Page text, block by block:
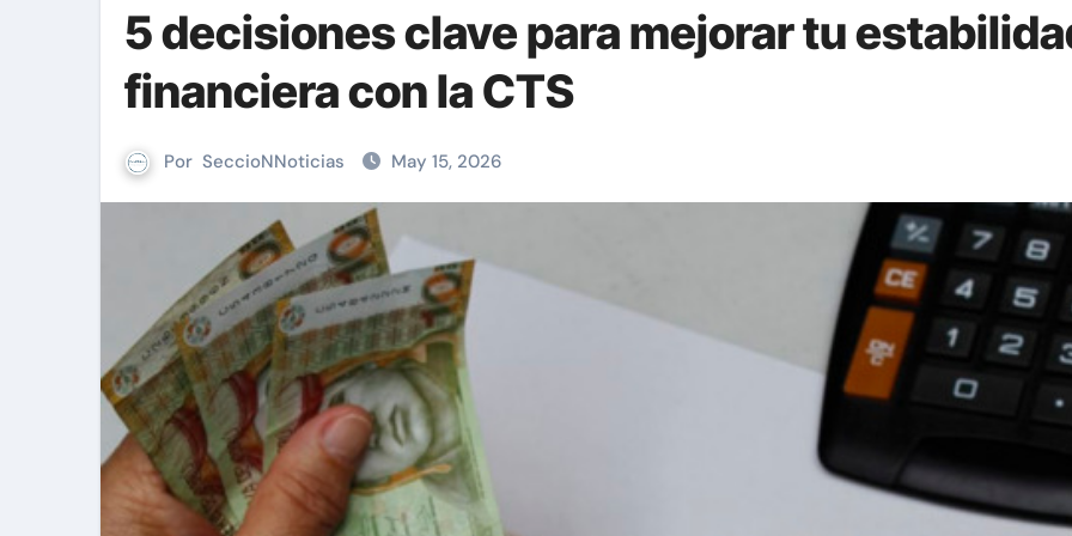
5 decisiones clave para mejorar tu
financiera con la CTS
Por SeccioNNoticias May 15, 2026